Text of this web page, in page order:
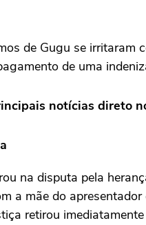
de Gugu se irritaram
de uma
notícias direto
na disputa pela
a mãe do
retirou